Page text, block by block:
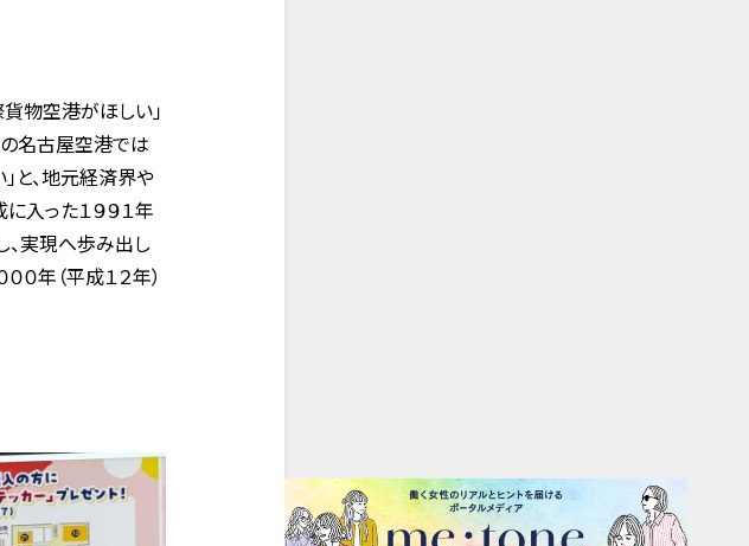
物空港がほしい」
の名古屋空港では
と、地元経済界や
入った１９９１年
、実現へ歩み出し
０年（平成１２年）